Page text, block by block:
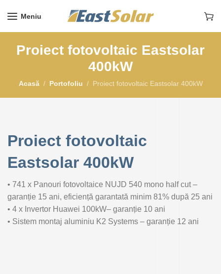
Meniu
Proiect fotovoltaic Eastsolar
400kW
Acasă Portofoliu Proiect fotovoltaic Eastsolar 400kW
Proiect fotovoltaic
Eastsolar 400kW
• 741 x Panouri fotovoltaice NUJD 540 mono half cut –
garanție 15 ani, eficiență garantată minim 81% după 25 ani
• 4 x Invertor Huawei 100kW– garanție 10 ani
• Sistem montaj aluminiu K2 Systems – garanție 12 ani